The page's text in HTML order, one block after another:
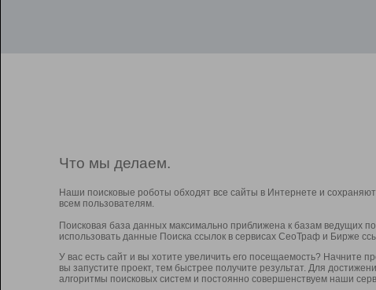
Что мы делаем.
Наши поисковые роботы обходят все сайты в Интернете и
всем пользователям.
Поисковая база данных максимально приближена к базам ведущих
использовать данные Поиска ссылок в сервисах СеоТраф и Бирже
У вас есть сайт и вы хотите увеличить его посещаемость? Начните
вы запустите проект, тем быстрее получите результат. Для
алгоритмы поисковых систем и постоянно совершенствуем наши